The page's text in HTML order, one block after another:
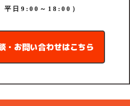
平日9:00～18:00）
・お問い合わせはこちら